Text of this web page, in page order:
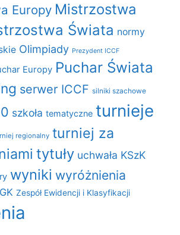
Europy Mistrzostwa
Świata normy
Olimpiady Prezydent ICCF
Europy Puchar Świata
serwer ICCF silniki szachowe
szkoła tematyczne turnieje
regionalny turniej za
tytuły uchwała KSzK
wyniki wyróżnienia
Zespół Ewidencji i Klasyfikacji